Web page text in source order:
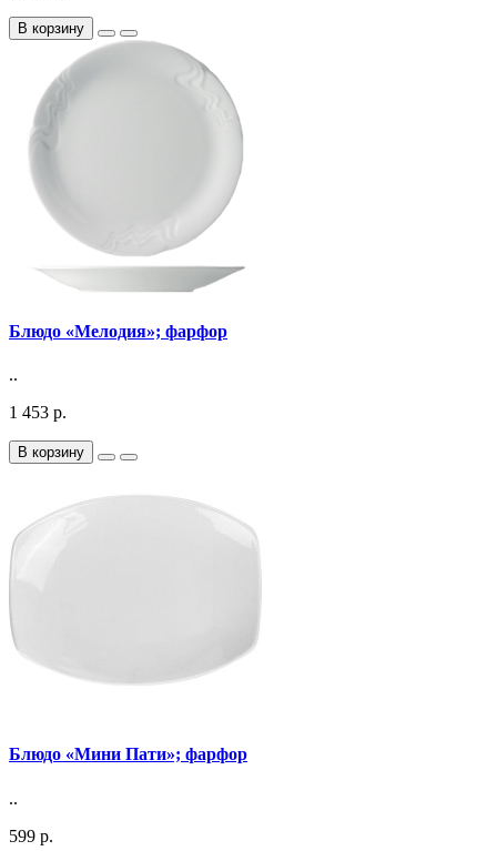
В корзину
Блюдо «Мелодия»; фарфор
..
1 453 р.
В корзину
Блюдо «Мини Пати»; фарфор
..
599 р.